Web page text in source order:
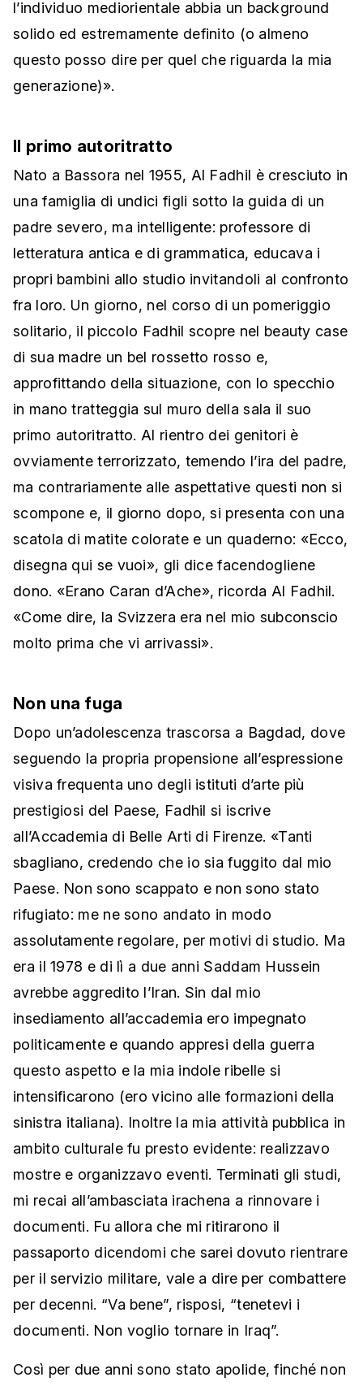
l’individuo mediorientale abbia un background
solido ed estremamente definito (o almeno
questo posso dire per quel che riguarda la mia
generazione)».
Il primo autoritratto
Nato a Bassora nel 1955, Al Fadhil è cresciuto in
una famiglia di undici figli sotto la guida di un
padre severo, ma intelligente: professore di
letteratura antica e di grammatica, educava i
propri bambini allo studio invitandoli al confronto
fra loro. Un giorno, nel corso di un pomeriggio
solitario, il piccolo Fadhil scopre nel beauty case
di sua madre un bel rossetto rosso e,
approfittando della situazione, con lo specchio
in mano tratteggia sul muro della sala il suo
primo autoritratto. Al rientro dei genitori è
ovviamente terrorizzato, temendo l’ira del padre,
ma contrariamente alle aspettative questi non si
scompone e, il giorno dopo, si presenta con una
scatola di matite colorate e un quaderno: «Ecco,
disegna qui se vuoi», gli dice facendogliene
dono. «Erano Caran d’Ache», ricorda Al Fadhil.
«Come dire, la Svizzera era nel mio subconscio
molto prima che vi arrivassi».
Non una fuga
Dopo un’adolescenza trascorsa a Bagdad, dove
seguendo la propria propensione all’espressione
visiva frequenta uno degli istituti d’arte più
prestigiosi del Paese, Fadhil si iscrive
all’Accademia di Belle Arti di Firenze. «Tanti
sbagliano, credendo che io sia fuggito dal mio
Paese. Non sono scappato e non sono stato
rifugiato: me ne sono andato in modo
assolutamente regolare, per motivi di studio. Ma
era il 1978 e di lì a due anni Saddam Hussein
avrebbe aggredito l’Iran. Sin dal mio
insediamento all’accademia ero impegnato
politicamente e quando appresi della guerra
questo aspetto e la mia indole ribelle si
intensificarono (ero vicino alle formazioni della
sinistra italiana). Inoltre la mia attività pubblica in
ambito culturale fu presto evidente: realizzavo
mostre e organizzavo eventi. Terminati gli studi,
mi recai all’ambasciata irachena a rinnovare i
documenti. Fu allora che mi ritirarono il
passaporto dicendomi che sarei dovuto rientrare
per il servizio militare, vale a dire per combattere
per decenni. “Va bene”, risposi, “tenetevi i
documenti. Non voglio tornare in Iraq”.
Così per due anni sono stato apolide, finché non